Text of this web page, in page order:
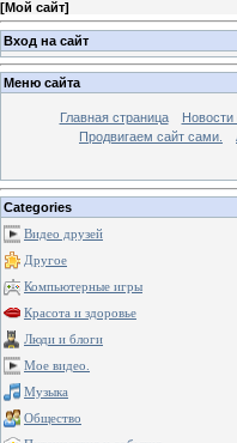
[Мой сайт]
Вход на сайт
Меню сайта
Главная страница Новости
Продвигаем сайт сами.
Categories
Видео друзей
Другое
Компьютерные игры
Красота и здоровье
Люди и блоги
Мое видео.
Музыка
Общество